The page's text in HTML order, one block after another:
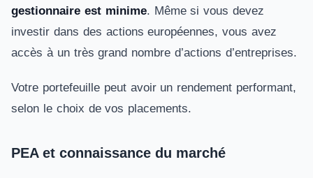
gestionnaire est minime. Même si vous devez
investir dans des actions européennes, vous avez
accès à un très grand nombre d’actions d’entreprises.
Votre portefeuille peut avoir un rendement performant,
selon le choix de vos placements.
PEA et connaissance du marché